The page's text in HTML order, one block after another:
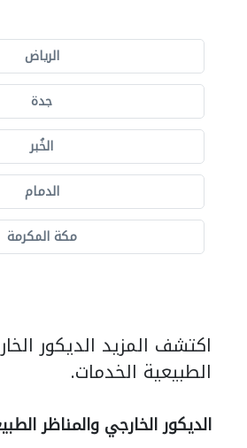
الرياض
جدة
الخُبر
الدمام
مكة المكرمة
اكتشف المزيد الديكور
الطبيعية الخدمات.
الديكور الخارجي والمناظر